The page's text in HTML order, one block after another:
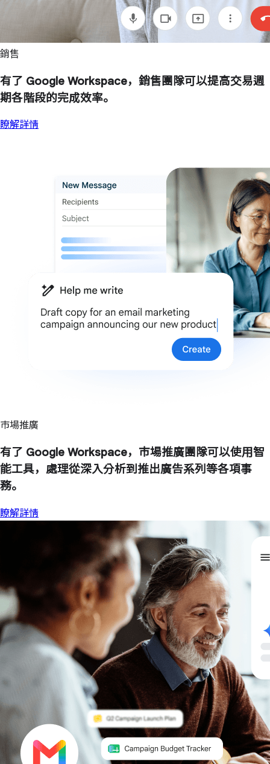
銷售
有了 Google Workspace，銷售團隊可以提高交易週
期各階段的完成效率。
瞭解詳情
市場推廣
有了 Google Workspace，市場推廣團隊可以使用智
能工具，處理從深入分析到推出廣告系列等各項事
務。
瞭解詳情